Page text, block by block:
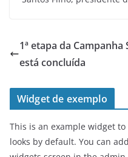
1ª etapa da
está concluída
Widget de exemplo
This is an example widget
looks by default. You can